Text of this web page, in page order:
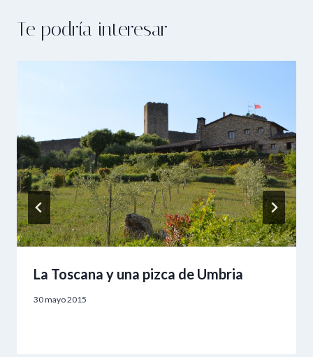
Te podría interesar
La Toscana y una pizca de Umbria
30 mayo 2015